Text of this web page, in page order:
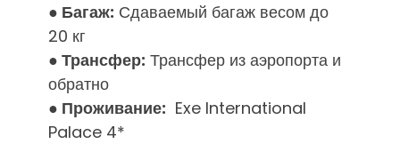
● Багаж: Сдаваемый багаж весом до
20 кг
● Трансфер: Трансфер из аэропорта и
обратно
● Проживание: Exe International
Palace 4*